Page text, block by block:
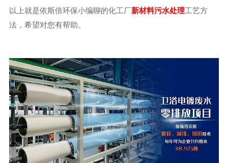
以上就是依斯倍环保小编聊的化工厂新材料污水处理工艺方
法，希望对您有帮助。